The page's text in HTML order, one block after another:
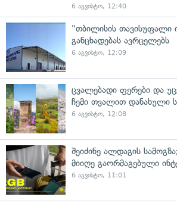
6 აგვისტო, 12:40
"თბილისის თავისუფალი
განცხადებას ავრცელებს
6 აგვისტო, 12:09
ცვალებადი ფერები და
ჩემი თვალით დანახული
6 აგვისტო, 12:08
შეიძინე ალდაგის
მიიღე გაორმაგებული
6 აგვისტო, 11:01